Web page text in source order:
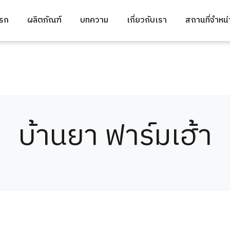
ก ผลิตภัณฑ์ บทความ เกี่ยวกับเรา สถานที่จำห
บ้านยา ฟาร์มเฮ้า